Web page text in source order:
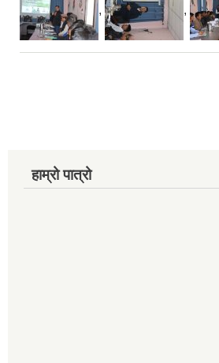
, ,
हाम्रो पात्रो